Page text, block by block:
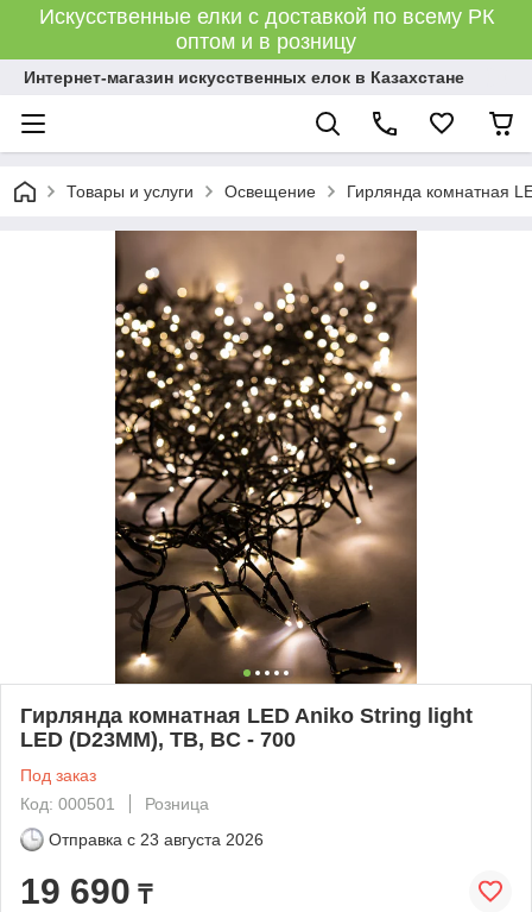
Искусственные елки с доставкой по всему РК
оптом и в розницу
Интернет-магазин искусственных елок в Казахстане
Товары и услуги Освещение Гирлянда комнатная
Гирлянда комнатная LED Aniko String light
LED (D23MM), TB, BC - 700
Под заказ
Код: 000501
Розница
Отправка с 23 августа 2026
19 690 ₸